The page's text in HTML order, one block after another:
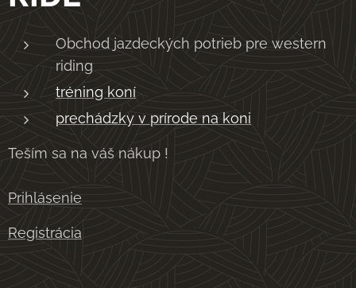
Obchod jazdeckých potrieb pre western
riding
tréning koní
prechádzky v prírode na koni
Teším sa na váš nákup !
Prihlásenie
Registrácia